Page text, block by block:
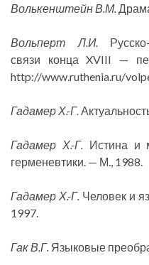
Волькенштейн В.М.
Вольперт Л.И.
связи конца XVIII —
http://www.ruthenia.ru/
Гадамер Х.-Г.
Гадамер Х.-Г. Истина и
герменевтики. — М., 1988.
Гадамер Х.-Г. Человек и
1997.
Гак В.Г. Языковые